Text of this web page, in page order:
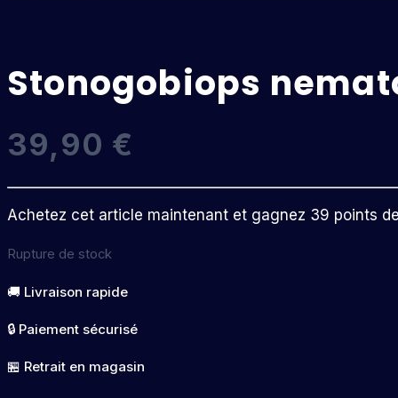
Stonogobiops
39,90 €
Achetez cet article maintenant et gagnez 39 points
Rupture de stock
🚚 Livraison rapide
🔒 Paiement sécurisé
🏪 Retrait en magasin